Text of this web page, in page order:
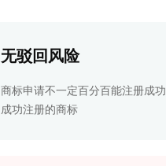
无驳回风险
商标申请不一定百分百能注册成
成功注册的商标